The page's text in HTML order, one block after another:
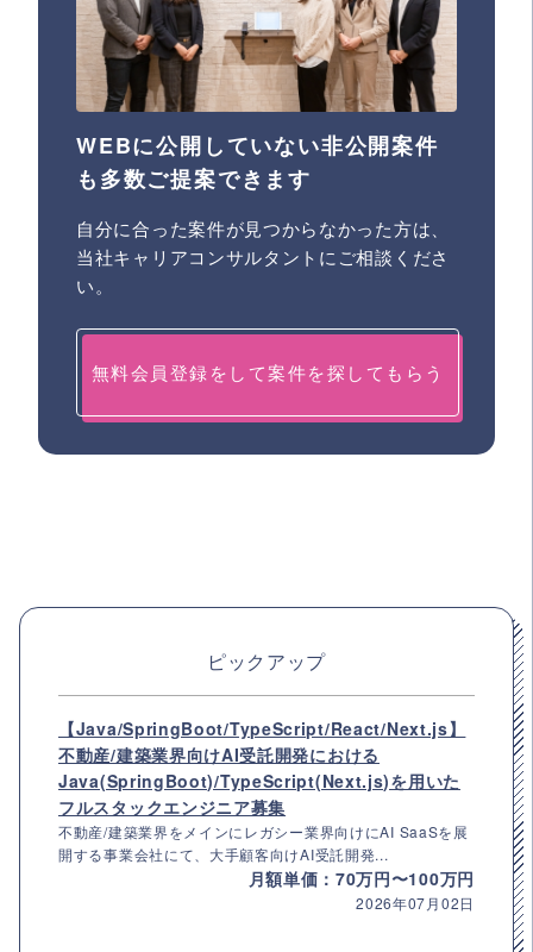
WEBに公開していない非公開案件
も多数ご提案できます
自分に合った案件が見つからなかった方は、
当社キャリアコンサルタントにご相談くださ
い。
無料会員登録をして案件を探してもらう
ピックアップ
【Java/SpringBoot/TypeScript/React/Next.js】
不動産/建築業界向けAI受託開発における
Java(SpringBoot)/TypeScript(Next.js)を用いた
フルスタックエンジニア募集
不動産/建築業界をメインにレガシー業界向けにAI SaaSを展
開する事業会社にて、大手顧客向けAI受託開発...
月額単価：70万円〜100万円
2026年07月02日